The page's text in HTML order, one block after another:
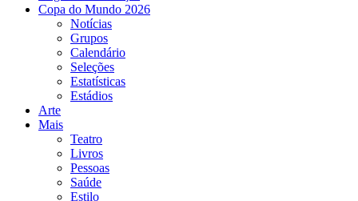
Copa do Mundo 2026
Notícias
Grupos
Calendário
Seleções
Estatísticas
Estádios
Arte
Mais
Teatro
Livros
Pessoas
Saúde
Estilo